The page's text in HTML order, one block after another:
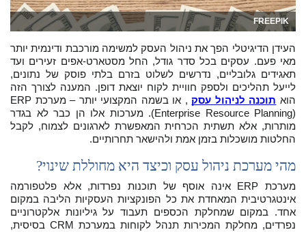
FREEPIK
העידן הדיגיטלי הפך את ניהול העסק למשימה מורכבת ודינמית יותר
מאי פעם. עסקים בכל סדר גודל, החל מסטארט-אפים זעירים ועד
תאגידים גלובליים, נדרשים לשלוט בזרם בלתי פוסק של נתונים,
לייעל תהליכים ולספק חוויית לקוח יוצאת דופן. המענה לצורך הזה
הוא תוכנה לניהול עסק
, או בשמה המקצועי יותר – מערכת ERP
(Enterprise Resource Planning). מערכות אלו הן כבר לא בגדר
מותרות, אלא תשתית הכרחית המאפשרת לארגונים לצמוח, לקבל
החלטות מושכלות בזמן אמת ולהישאר תחרותיים.
מהי מערכת ניהול עסק וכיצד היא מחוללת שינוי?
מערכת ERP אינה אוסף של תוכנות נפרדות, אלא פלטפורמה
אינטגרטיבית המאחדת את כל הפונקציות העסקיות הליבה במקום
אחד. במקום שמחלקת הכספים תעבוד על גיליונות אלקטרוניים
נפרדים, מחלקת המכירות תנהל לקוחות במערכת CRM בסיסית,